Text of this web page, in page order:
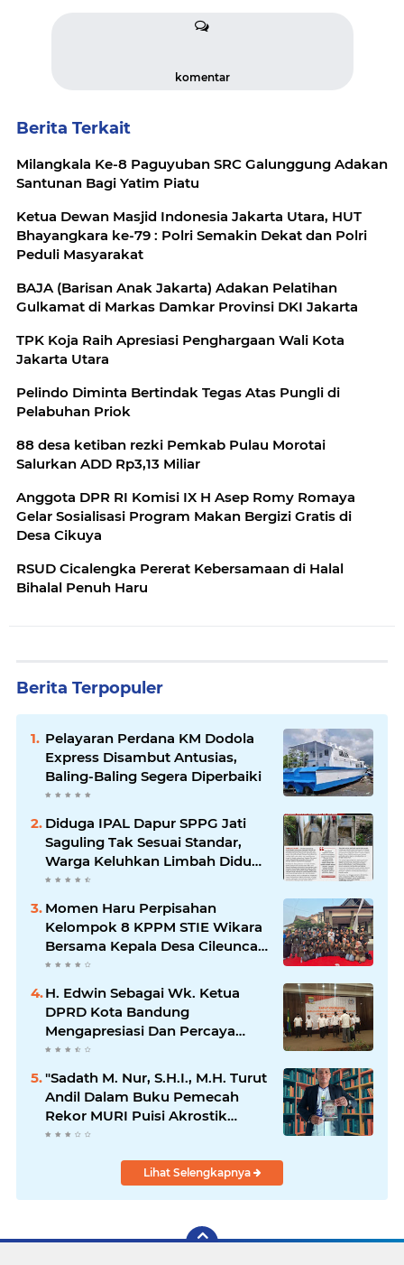
komentar
Berita Terkait
Milangkala Ke-8 Paguyuban SRC Galunggung Adakan
Santunan Bagi Yatim Piatu
Ketua Dewan Masjid Indonesia Jakarta Utara, HUT
Bhayangkara ke-79 : Polri Semakin Dekat dan Polri
Peduli Masyarakat
BAJA (Barisan Anak Jakarta) Adakan Pelatihan
Gulkamat di Markas Damkar Provinsi DKI Jakarta
TPK Koja Raih Apresiasi Penghargaan Wali Kota
Jakarta Utara
Pelindo Diminta Bertindak Tegas Atas Pungli di
Pelabuhan Priok
88 desa ketiban rezki Pemkab Pulau Morotai
Salurkan ADD Rp3,13 Miliar
Anggota DPR RI Komisi IX H Asep Romy Romaya
Gelar Sosialisasi Program Makan Bergizi Gratis di
Desa Cikuya
RSUD Cicalengka Pererat Kebersamaan di Halal
Bihalal Penuh Haru
Berita Terpopuler
Pelayaran Perdana KM Dodola
Express Disambut Antusias,
Baling-Baling Segera Diperbaiki
Diduga IPAL Dapur SPPG Jati
Saguling Tak Sesuai Standar,
Warga Keluhkan Limbah Diduga
Mengalir ke Sungai
Momen Haru Perpisahan
Kelompok 8 KPPM STIE Wikara
Bersama Kepala Desa Cileunca
di Kecamatan Bojong
H. Edwin Sebagai Wk. Ketua
DPRD Kota Bandung
Mengapresiasi Dan Percaya
Penuh Kepada Kepemimpinan
Merdi Hajiji Sebagai ketua DPD
Lpm Kota Bandung Periode
2021-2026
"Sadath M. Nur, S.H.I., M.H. Turut
Andil Dalam Buku Pemecah
Rekor MURI Puisi Akrostik
Terbanyak
Lihat Selengkapnya